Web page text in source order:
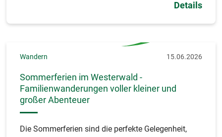
Details
Wandern 15.06.2026
Sommerferien im Westerwald -
Familienwanderungen voller kleiner und
großer Abenteuer
Die Sommerferien sind die perfekte Gelegenheit,